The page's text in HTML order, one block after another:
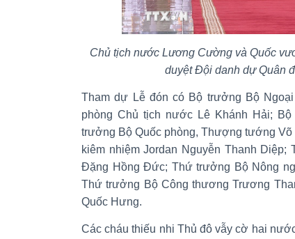
Chủ tịch nước Lương Cường và Quốc
duyệt Đội danh dự Quân
Tham dự Lễ đón có Bộ trưởng Bộ
phòng Chủ tịch nước Lê Khánh Hải;
trưởng Bộ Quốc phòng, Thượng tướng
kiêm nhiệm Jordan Nguyễn Thanh
Đặng Hồng Đức; Thứ trưởng Bộ Nông
Thứ trưởng Bộ Công thương Trương
Quốc Hưng.
Các cháu thiếu nhi Thủ đô vẫy cờ hai